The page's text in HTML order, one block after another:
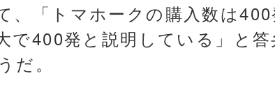
、「トマホークの購入数は
で400発と説明している」と
だ。